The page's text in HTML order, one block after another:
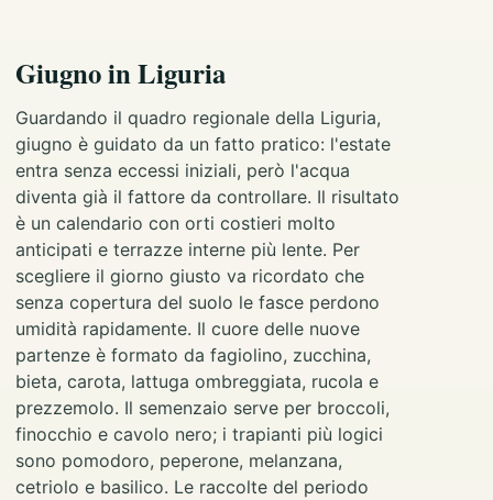
Giugno in Liguria
Guardando il quadro regionale della Liguria,
giugno è guidato da un fatto pratico: l'estate
entra senza eccessi iniziali, però l'acqua
diventa già il fattore da controllare. Il risultato
è un calendario con orti costieri molto
anticipati e terrazze interne più lente. Per
scegliere il giorno giusto va ricordato che
senza copertura del suolo le fasce perdono
umidità rapidamente. Il cuore delle nuove
partenze è formato da fagiolino, zucchina,
bieta, carota, lattuga ombreggiata, rucola e
prezzemolo. Il semenzaio serve per broccoli,
finocchio e cavolo nero; i trapianti più logici
sono pomodoro, peperone, melanzana,
cetriolo e basilico. Le raccolte del periodo